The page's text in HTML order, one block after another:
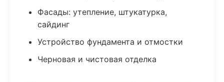
Фасады: утепление, штукатурка,
сайдинг
Устройство фундамента и отмостки
Черновая и чистовая отделка